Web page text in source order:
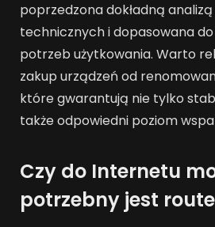
poprzedzona dokładną
technicznych i dopasowana
potrzeb użytkowania. Warto
zakup urządzeń od
które gwarantują nie tylko
także odpowiedni poziom
Czy do Internetu
potrzebny jest